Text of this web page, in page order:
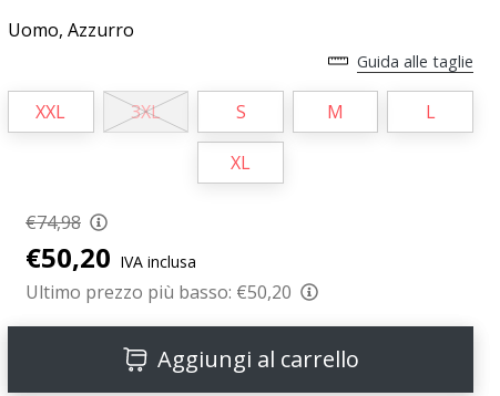
Uomo, Azzurro
Guida alle taglie
XXL 3XL S M L
XL
€74,98
€50,20 IVA inclusa
Ultimo prezzo più basso: €50,20
Aggiungi al carrello